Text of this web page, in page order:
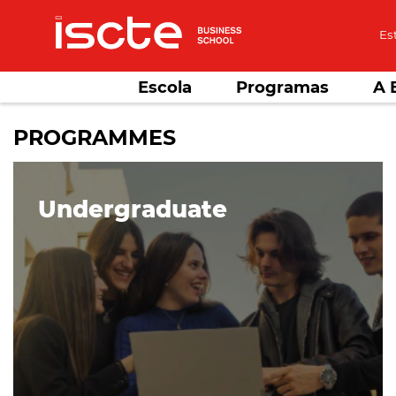
Escola Programas A
PROGRAMMES
Undergraduate